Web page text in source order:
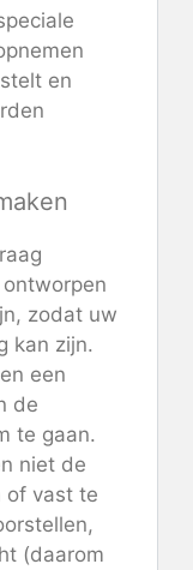
en
zodat uw
kan zijn.
een
de
te gaan.
niet de
of vast te
(daarom